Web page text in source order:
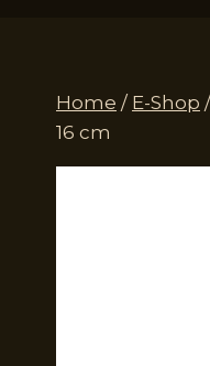
Home / E-Shop /
16 cm